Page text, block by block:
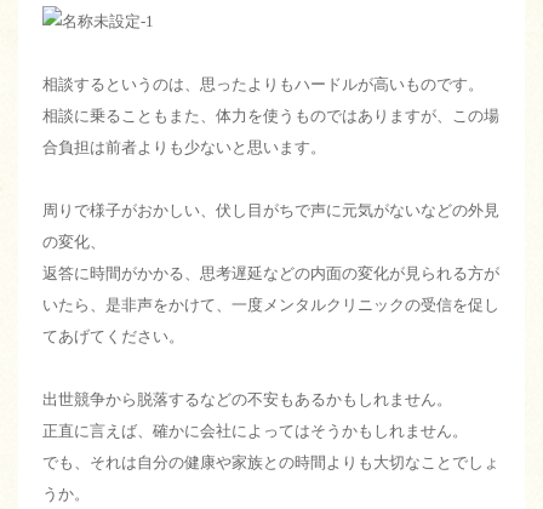
相談するというのは、思ったよりもハードルが高いものです。
相談に乗ることもまた、体力を使うものではありますが、この場
合負担は前者よりも少ないと思います。
周りで様子がおかしい、伏し目がちで声に元気がないなどの外見
の変化、
返答に時間がかかる、思考遅延などの内面の変化が見られる方が
いたら、是非声をかけて、一度メンタルクリニックの受信を促し
てあげてください。
出世競争から脱落するなどの不安もあるかもしれません。
正直に言えば、確かに会社によってはそうかもしれません。
でも、それは自分の健康や家族との時間よりも大切なことでしょ
うか。